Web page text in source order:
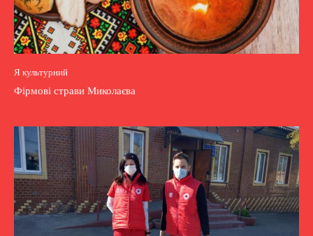
Я культурний
Фірмові страви Миколаєва